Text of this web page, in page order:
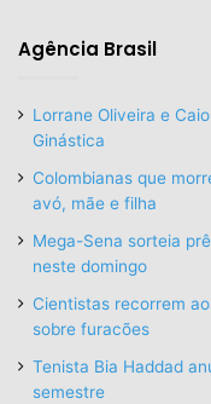
Agência Brasil
Lorrane Oliveira e
Ginástica
Colombianas que
avó, mãe e filha
Mega-Sena sorteia
neste domingo
Cientistas recorrem
sobre furacões
Tenista Bia Haddad
semestre